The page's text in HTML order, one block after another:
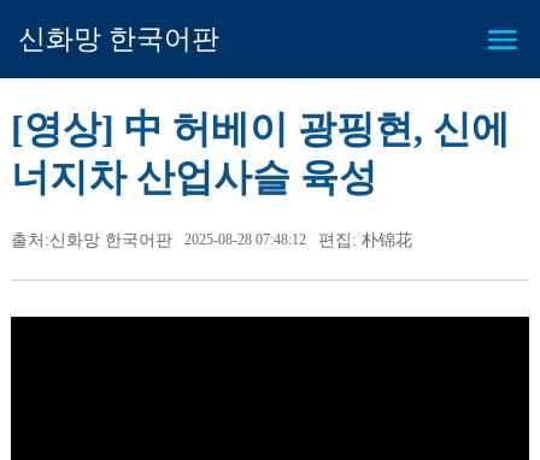
신화망 한국어판
[영상] 中 허베이 광핑현, 신에
너지차 산업사슬 육성
출처:신화망 한국어판 2025-08-28 07:48:12 편집: 朴锦花